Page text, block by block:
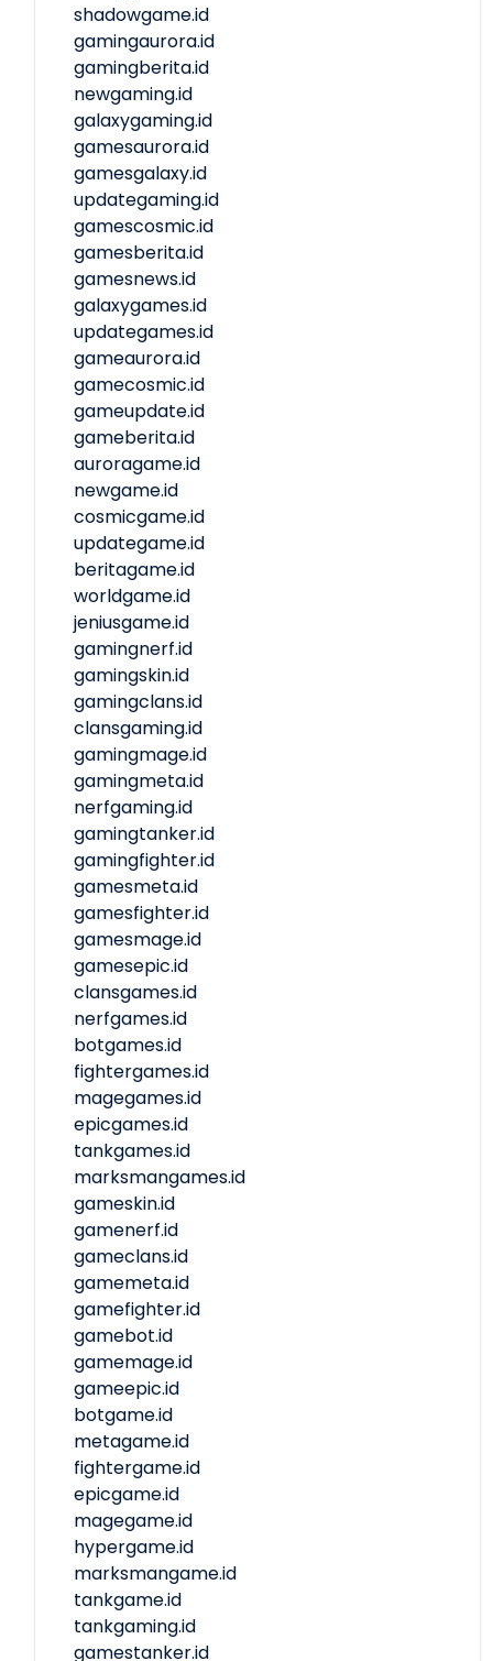
shadowgame.id
gamingaurora.id
gamingberita.id
newgaming.id
galaxygaming.id
gamesaurora.id
gamesgalaxy.id
updategaming.id
gamescosmic.id
gamesberita.id
gamesnews.id
galaxygames.id
updategames.id
gameaurora.id
gamecosmic.id
gameupdate.id
gameberita.id
auroragame.id
newgame.id
cosmicgame.id
updategame.id
beritagame.id
worldgame.id
jeniusgame.id
gamingnerf.id
gamingskin.id
gamingclans.id
clansgaming.id
gamingmage.id
gamingmeta.id
nerfgaming.id
gamingtanker.id
gamingfighter.id
gamesmeta.id
gamesfighter.id
gamesmage.id
gamesepic.id
clansgames.id
nerfgames.id
botgames.id
fightergames.id
magegames.id
epicgames.id
tankgames.id
marksmangames.id
gameskin.id
gamenerf.id
gameclans.id
gamemeta.id
gamefighter.id
gamebot.id
gamemage.id
gameepic.id
botgame.id
metagame.id
fightergame.id
epicgame.id
magegame.id
hypergame.id
marksmangame.id
tankgame.id
tankgaming.id
gamestanker.id